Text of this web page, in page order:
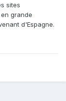
sites
grande
d'Espagne.